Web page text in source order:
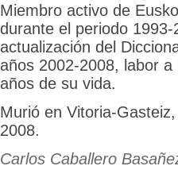
Miembro activo de
durante el periodo
actualización del
años 2002-2008, labor
años de su vida.
Murió en Vitoria-
2008.
Carlos Caballero